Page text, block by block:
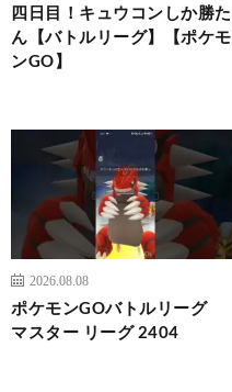
四日目！キュウコンしか勝た
ん【バトルリーグ】【ポケモ
ンGO】
2026.08.08
ポケモンGOバトルリーグ
マスター リーグ 2404